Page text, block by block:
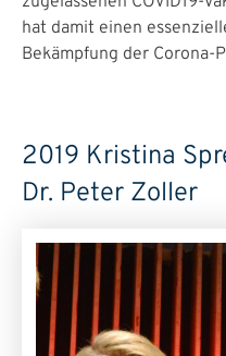
hat damit einen
Bekämpfung der Corona-
2019 Kristina
Dr. Peter Zoller